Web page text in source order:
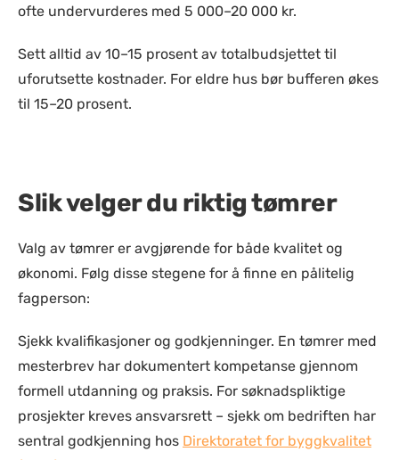
ofte undervurderes med 5 000–20 000 kr.
Sett alltid av 10–15 prosent av totalbudsjettet til
uforutsette kostnader. For eldre hus bør bufferen økes
til 15–20 prosent.
Slik velger du riktig tømrer
Valg av tømrer er avgjørende for både kvalitet og
økonomi. Følg disse stegene for å finne en pålitelig
fagperson:
Sjekk kvalifikasjoner og godkjenninger. En tømrer med
mesterbrev har dokumentert kompetanse gjennom
formell utdanning og praksis. For søknadspliktige
prosjekter kreves ansvarsrett – sjekk om bedriften har
sentral godkjenning hos Direktoratet for byggkvalitet